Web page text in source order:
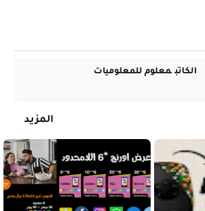
الكاتب معلوم للمعلوميات
المزيد